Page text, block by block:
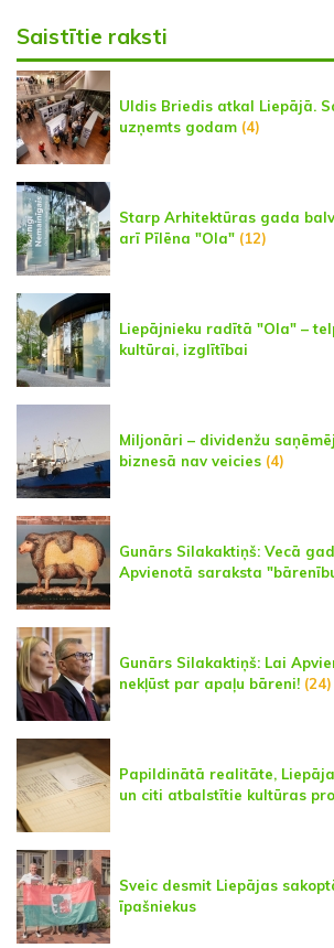
Saistītie raksti
Uldis Briedis atkal Liepājā.
uzņemts godam (4)
Starp Arhitektūras gada
arī Pīlēna "Ola" (12)
Liepājnieku radītā "Ola" –
kultūrai, izglītībai
Miljonāri – dividenžu
biznesā nav veicies (4)
Gunārs Silakaktiņš: Vecā
Apvienotā saraksta
Gunārs Silakaktiņš: Lai
nekļūst par apaļu bāreni! (24)
Papildinātā realitāte,
un citi atbalstītie kultūras
Sveic desmit Liepājas
īpašniekus